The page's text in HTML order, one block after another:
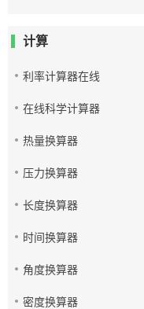
计算
利率计算器在线
在线科学计算器
热量换算器
压力换算器
长度换算器
时间换算器
角度换算器
密度换算器